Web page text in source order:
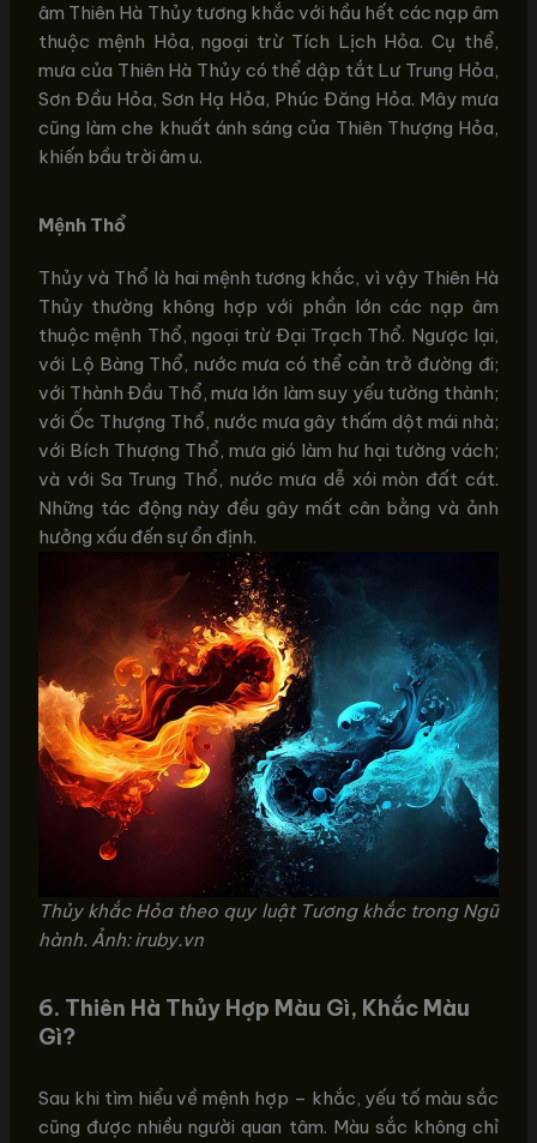
âm Thiên Hà Thủy tương khắc với hầu hết các nạp âm
thuộc mệnh Hỏa, ngoại trừ Tích Lịch Hỏa. Cụ thể,
mưa của Thiên Hà Thủy có thể dập tắt Lư Trung Hỏa,
Sơn Đầu Hỏa, Sơn Hạ Hỏa, Phúc Đăng Hỏa. Mây mưa
cũng làm che khuất ánh sáng của Thiên Thượng Hỏa,
khiến bầu trời âm u.
Mệnh Thổ
Thủy và Thổ là hai mệnh tương khắc, vì vậy Thiên Hà
Thủy thường không hợp với phần lớn các nạp âm
thuộc mệnh Thổ, ngoại trừ Đại Trạch Thổ. Ngược lại,
với Lộ Bàng Thổ, nước mưa có thể cản trở đường đi;
với Thành Đầu Thổ, mưa lớn làm suy yếu tường thành;
với Ốc Thượng Thổ, nước mưa gây thấm dột mái nhà;
với Bích Thượng Thổ, mưa gió làm hư hại tường vách;
và với Sa Trung Thổ, nước mưa dễ xói mòn đất cát.
Những tác động này đều gây mất cân bằng và ảnh
hưởng xấu đến sự ổn định.
Thủy khắc Hỏa theo quy luật Tương khắc trong Ngũ
hành. Ảnh: iruby.vn
6. Thiên Hà Thủy Hợp Màu Gì, Khắc Màu
Gì?
Sau khi tìm hiểu về mệnh hợp – khắc, yếu tố màu sắc
cũng được nhiều người quan tâm. Màu sắc không chỉ